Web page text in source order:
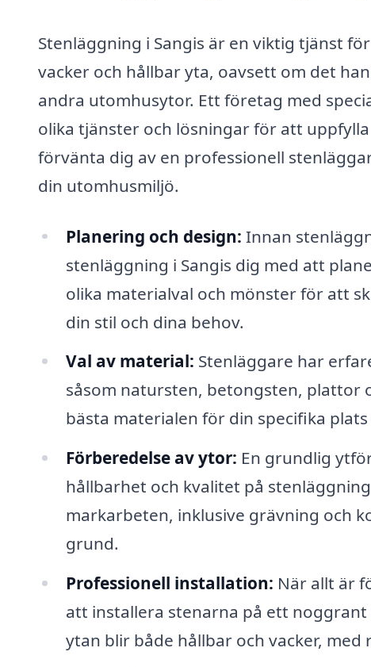
Stenläggning i Sangis är en viktig tjänst
vacker och hållbar yta, oavsett om det
andra utomhusytor. Ett företag med
olika tjänster och lösningar för att
förvänta dig av en professionell
din utomhusmiljö.
Planering och design: Innan
stenläggning i Sangis dig med att
olika materialval och mönster för att
din stil och dina behov.
Val av material: Stenläggare har
såsom natursten, betongsten, plattor
bästa materialen för din specifika
Förberedelse av ytor: En grundlig
hållbarhet och kvalitet på
markarbeten, inklusive grävning och
grund.
Professionell installation: När allt är
att installera stenarna på ett
ytan blir både hållbar och vacker,